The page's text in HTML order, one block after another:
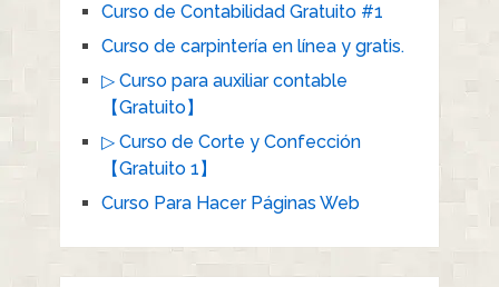
Curso de Contabilidad Gratuito #1
Curso de carpintería en línea y gratis.
▷ Curso para auxiliar contable
【Gratuito】
▷ Curso de Corte y Confección
【Gratuito 1】
Curso Para Hacer Páginas Web